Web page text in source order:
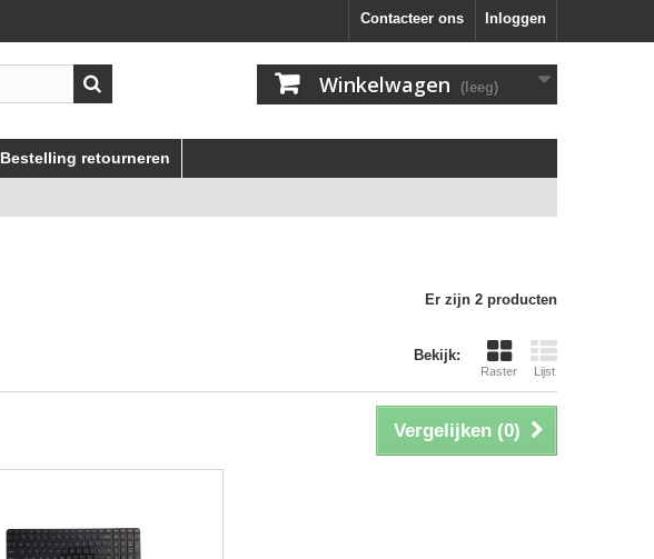
Inloggen
Contacteer ons
Winkelwagen (leeg)
Bestelling retourneren
Er zijn 2 producten
Bekijk:
Raster Lijst
Vergelijken (0)